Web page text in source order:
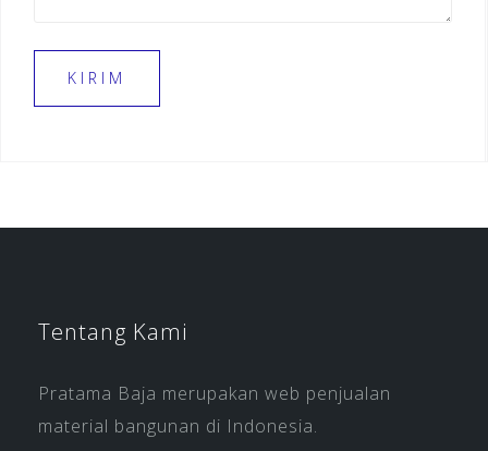
Tentang Kami
Pratama Baja merupakan web penjualan
material bangunan di Indonesia.